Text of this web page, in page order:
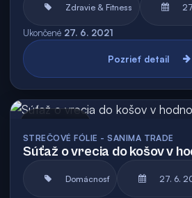
Zdravie & Fitness
Ukončené 27. 6. 2021
Pozrieť detail
STREČOVÉ FÓLIE - SANIMA TRADE
Súťaž o vrecia do košov v
Domácnosť 27. 6.